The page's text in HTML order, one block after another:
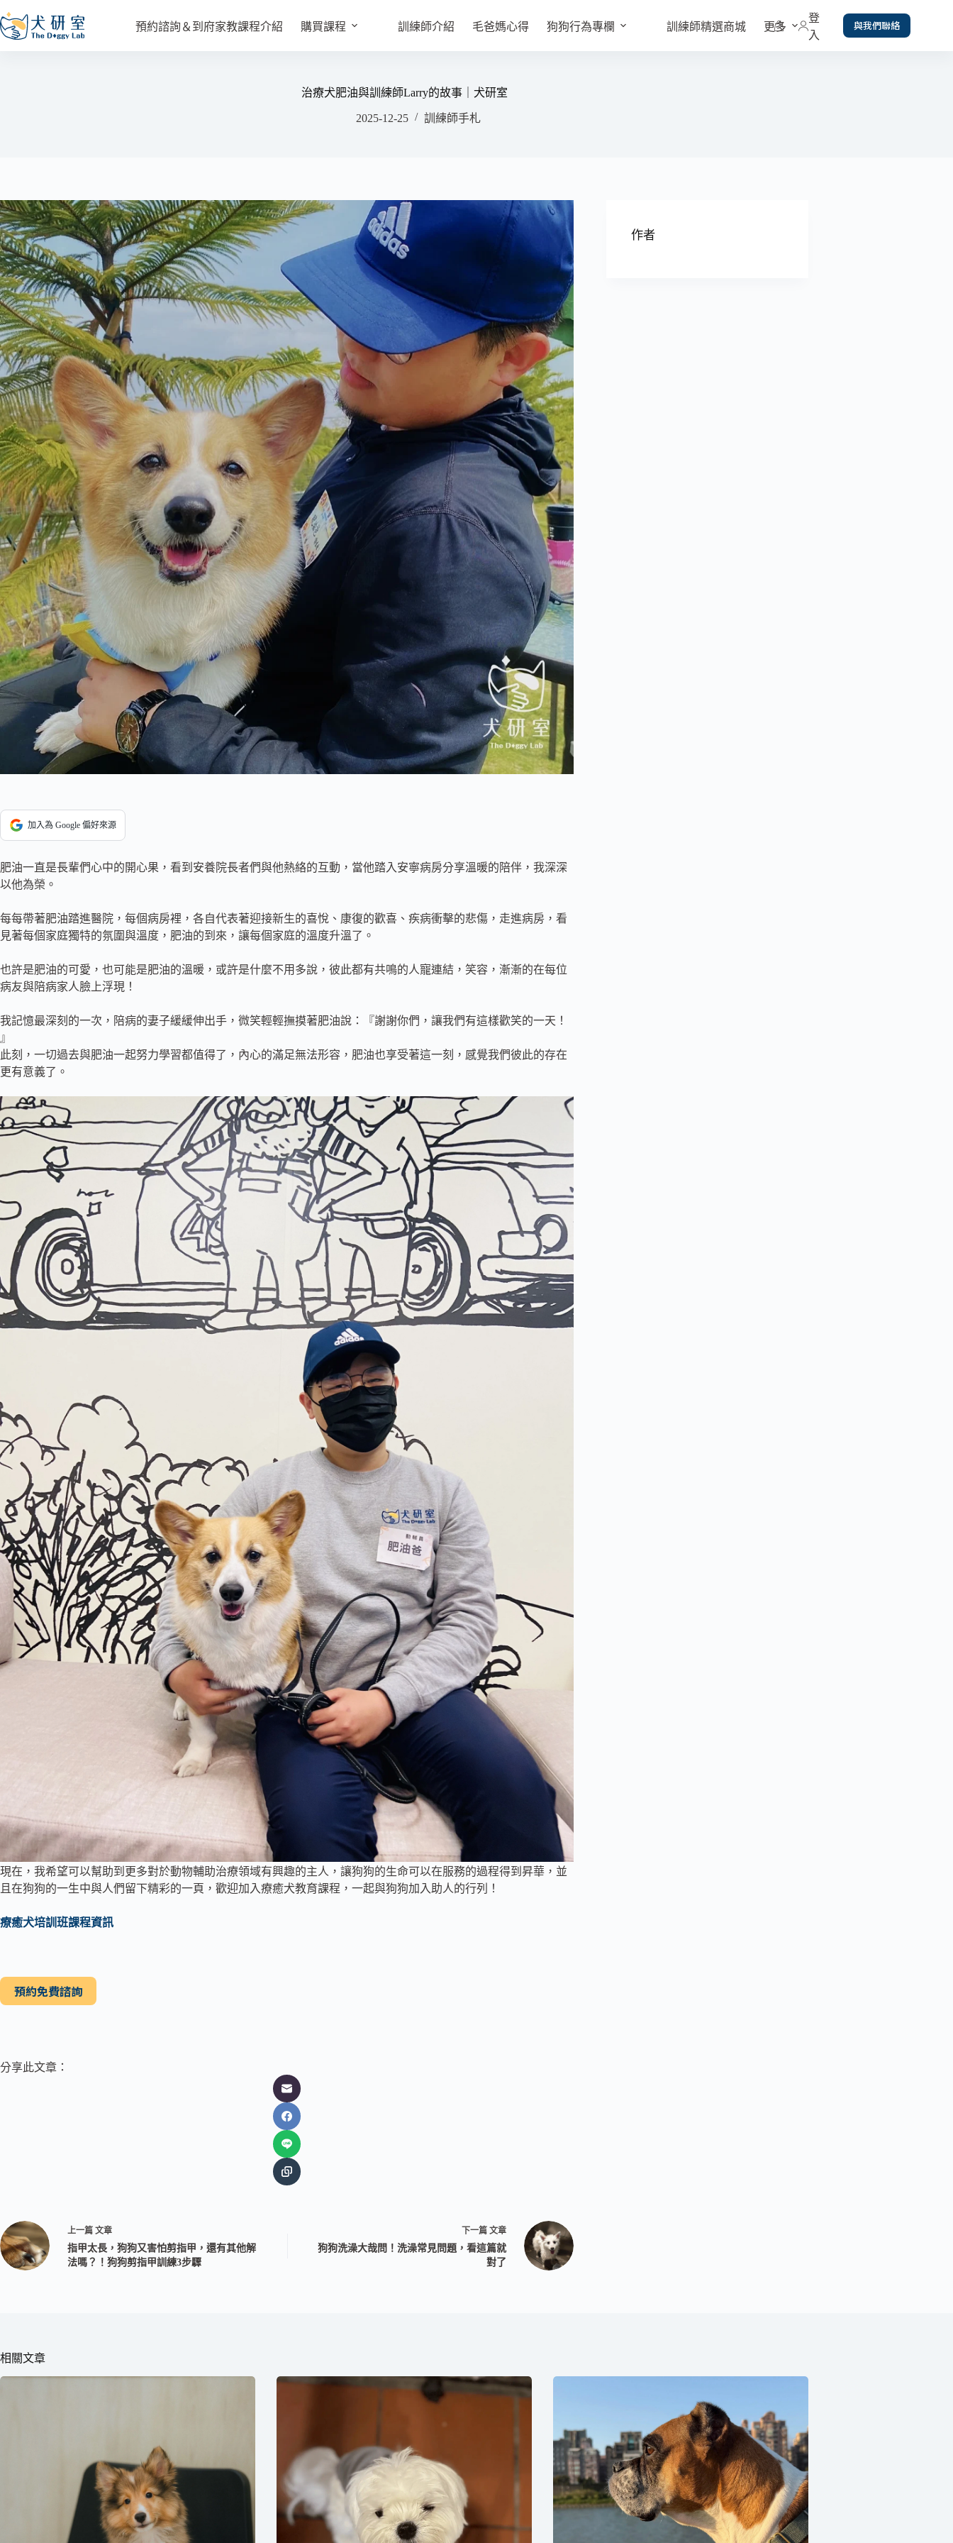
預約諮詢＆到府家教課程介紹 購買課程 訓練師介紹 毛爸媽心得 狗狗行為專欄 訓練師精選商城 更多
登
入
與我們聯絡
治療犬肥油與訓練師Larry的故事｜犬研室
2025-12-25 訓練師手札
加入為 Google 偏好來源
肥油一直是長輩們心中的開心果，看到安養院長者們與他熱絡的互動，當他踏入安寧病房分享溫暖的陪伴，我深深
以他為榮。
每每帶著肥油踏進醫院，每個病房裡，各自代表著迎接新生的喜悅、康復的歡喜、疾病衝擊的悲傷，走進病房，看
見著每個家庭獨特的氛圍與溫度，肥油的到來，讓每個家庭的溫度升溫了。
也許是肥油的可愛，也可能是肥油的溫暖，或許是什麼不用多說，彼此都有共鳴的人寵連結，笑容，漸漸的在每位
病友與陪病家人臉上浮現！
我記憶最深刻的一次，陪病的妻子緩緩伸出手，微笑輕輕撫摸著肥油說：『謝謝你們，讓我們有這樣歡笑的一天！
』
此刻，一切過去與肥油一起努力學習都值得了，內心的滿足無法形容，肥油也享受著這一刻，感覺我們彼此的存在
更有意義了。
現在，我希望可以幫助到更多對於動物輔助治療領域有興趣的主人，讓狗狗的生命可以在服務的過程得到昇華，並
且在狗狗的一生中與人們留下精彩的一頁，歡迎加入療癒犬教育課程，一起與狗狗加入助人的行列！
療癒犬培訓班課程資訊
預約免費諮詢
分享此文章：
上一篇 文章
指甲太長，狗狗又害怕剪指甲，還有其他解
法嗎？！狗狗剪指甲訓練3步驟
下一篇文章
狗狗洗澡大哉問！洗澡常見問題，看這篇就
對了
作者
相關文章